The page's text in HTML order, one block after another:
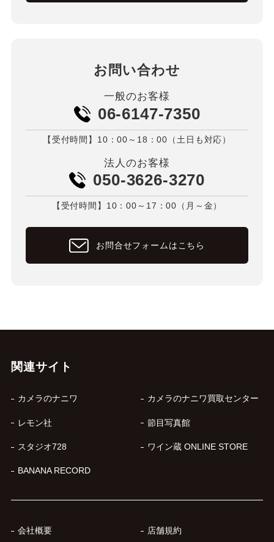
お問い合わせ
一般のお客様
06-6147-7350
【受付時間】10：00～18：00（土日も対応）
法人のお客様
050-3626-3270
【受付時間】10：00～17：00（月～金）
お問合せフォームはこちら
関連サイト
カメラのナニワ カメラのナニワ買取センター
レモン社 節目写真館
スタジオ728 ワイン蔵 ONLINE STORE
BANANA RECORD
会社概要 店舗規約